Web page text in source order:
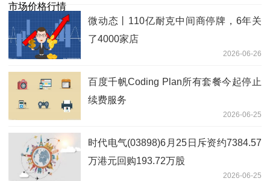
微动态丨110亿耐克中间商停牌，6年关
了4000家店
2026-06-26
百度千帆Coding Plan所有套餐今起停止
续费服务
2026-06-25
时代电气(03898)6月25日斥资约7384.57
万港元回购193.72万股
2026-06-25